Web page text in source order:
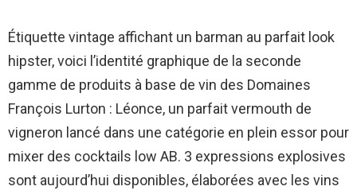
Étiquette vintage affichant un barman au parfait look
hipster, voici l’identité graphique de la seconde
gamme de produits à base de vin des Domaines
François Lurton : Léonce, un parfait vermouth de
vigneron lancé dans une catégorie en plein essor pour
mixer des cocktails low AB. 3 expressions explosives
sont aujourd’hui disponibles, élaborées avec les vins